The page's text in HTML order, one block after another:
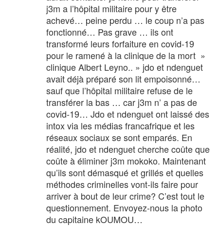
j3m a l’hôpital militaire pour y être
achevé… peine perdu … le coup n’a pas
fonctionné… Pas grave … ils ont
transformé leurs forfaiture en covid-19
pour le ramené à la clinique de la mort »
clinique Albert Leyno.. » jdo et ndenguet
avait déjà préparé son lit empoisonné…
sauf que l’hôpital militaire refuse de le
transférer la bas … car j3m n’ a pas de
covid-19… Jdo et ndenguet ont laissé des
intox via les médias francafrique et les
réseaux sociaux se sont emparés. En
réalité, jdo et ndenguet cherche coûte que
coûte à éliminer j3m mokoko. Maintenant
qu’ils sont démasqué et grillés et quelles
méthodes criminelles vont-ils faire pour
arriver à bout de leur crime? C’est tout le
questionnement. Envoyez-nous la photo
du capitaine kOUMOU…